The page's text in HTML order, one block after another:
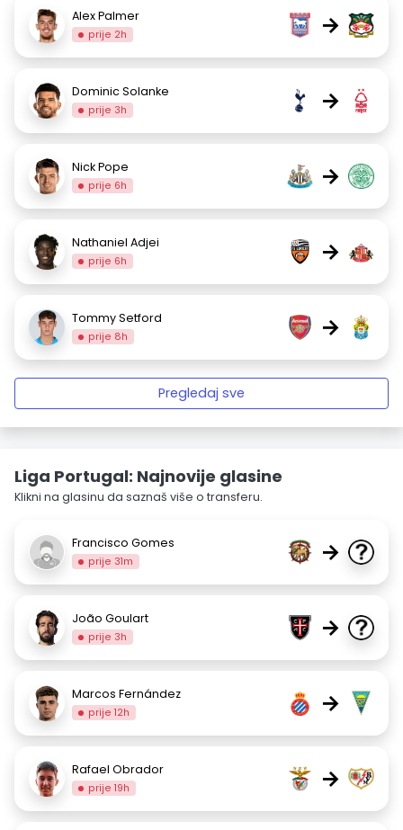
Alex Palmer
prije 2h →
Dominic Solanke
prije 3h →
Nick Pope
prije 6h →
Nathaniel Adjei
prije 6h →
Tommy Setford
prije 8h →
Pregledaj sve
Liga Portugal: Najnovije glasine
Klikni na glasinu da saznaš više o transferu.
Francisco Gomes
prije 31m →
João Goulart
prije 3h →
Marcos Fernández
prije 12h →
Rafael Obrador
prije 19h →